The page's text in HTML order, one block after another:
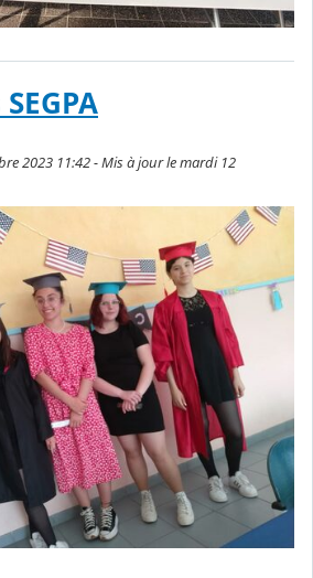
2023 11:42 - Mis à jour le mardi 12